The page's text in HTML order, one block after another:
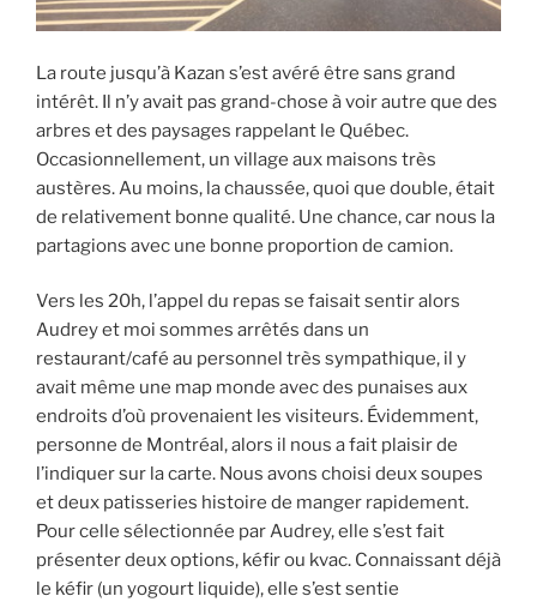
La route jusqu’à Kazan s’est avéré être sans grand
intérêt. Il n’y avait pas grand-chose à voir autre que des
arbres et des paysages rappelant le Québec.
Occasionnellement, un village aux maisons très
austères. Au moins, la chaussée, quoi que double, était
de relativement bonne qualité. Une chance, car nous la
partagions avec une bonne proportion de camion.
Vers les 20h, l’appel du repas se faisait sentir alors
Audrey et moi sommes arrêtés dans un
restaurant/café au personnel très sympathique, il y
avait même une map monde avec des punaises aux
endroits d’où provenaient les visiteurs. Évidemment,
personne de Montréal, alors il nous a fait plaisir de
l’indiquer sur la carte. Nous avons choisi deux soupes
et deux patisseries histoire de manger rapidement.
Pour celle sélectionnée par Audrey, elle s’est fait
présenter deux options, kéfir ou kvac. Connaissant déjà
le kéfir (un yogourt liquide), elle s’est sentie